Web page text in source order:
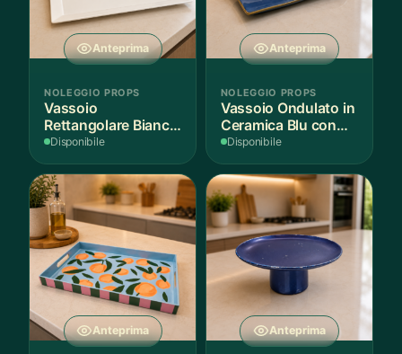
Anteprima
NOLEGGIO PROPS
Vassoio
Rettangolare Bianco
per Scenografie
Disponibile
Anteprima
NOLEGGIO PROPS
Vassoio Ondulato in
Ceramica Blu con
Bordo Dorato
Disponibile
Anteprima Anteprima